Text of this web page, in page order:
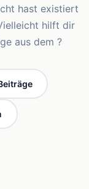
hast existiert
hilft dir
aus dem ?